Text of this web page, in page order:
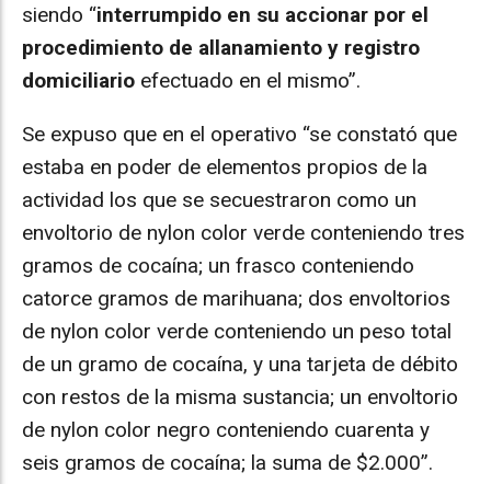
siendo “interrumpido en su accionar por el
procedimiento de allanamiento y registro
domiciliario efectuado en el mismo”.
Se expuso que en el operativo “se constató que
estaba en poder de elementos propios de la
actividad los que se secuestraron como un
envoltorio de nylon color verde conteniendo tres
gramos de cocaína; un frasco conteniendo
catorce gramos de marihuana; dos envoltorios
de nylon color verde conteniendo un peso total
de un gramo de cocaína, y una tarjeta de débito
con restos de la misma sustancia; un envoltorio
de nylon color negro conteniendo cuarenta y
seis gramos de cocaína; la suma de $2.000”.